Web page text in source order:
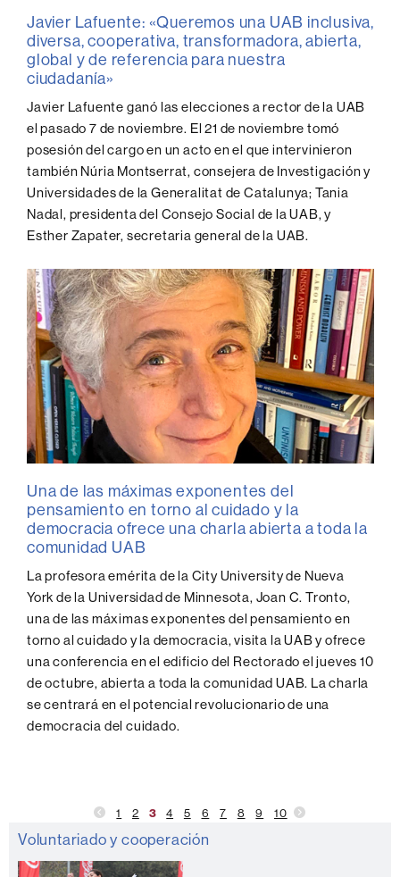
Javier Lafuente: «Queremos una UAB inclusiva,
diversa, cooperativa, transformadora, abierta,
global y de referencia para nuestra
ciudadanía»
Javier Lafuente ganó las elecciones a rector de la UAB
el pasado 7 de noviembre. El 21 de noviembre tomó
posesión del cargo en un acto en el que intervinieron
también Núria Montserrat, consejera de Investigación y
Universidades de la Generalitat de Catalunya; Tania
Nadal, presidenta del Consejo Social de la UAB, y
Esther Zapater, secretaria general de la UAB.
Una de las máximas exponentes del
pensamiento en torno al cuidado y la
democracia ofrece una charla abierta a toda la
comunidad UAB
La profesora emérita de la City University de Nueva
York de la Universidad de Minnesota, Joan C. Tronto,
una de las máximas exponentes del pensamiento en
torno al cuidado y la democracia, visita la UAB y ofrece
una conferencia en el edificio del Rectorado el jueves 10
de octubre, abierta a toda la comunidad UAB. La charla
se centrará en el potencial revolucionario de una
democracia del cuidado.
1 2 3 4 5 6 7 8 9 10
Información
complementaria
Voluntariado y cooperación